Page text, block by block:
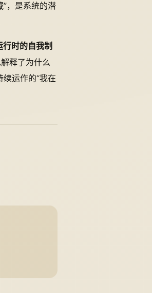
”，是系统的潜
行时的自我制
释了为什么
续运作的“我在